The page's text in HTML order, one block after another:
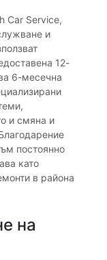
Car Service,
и
12-
6-месечна
и смяна и
постоянно
като
в района
на